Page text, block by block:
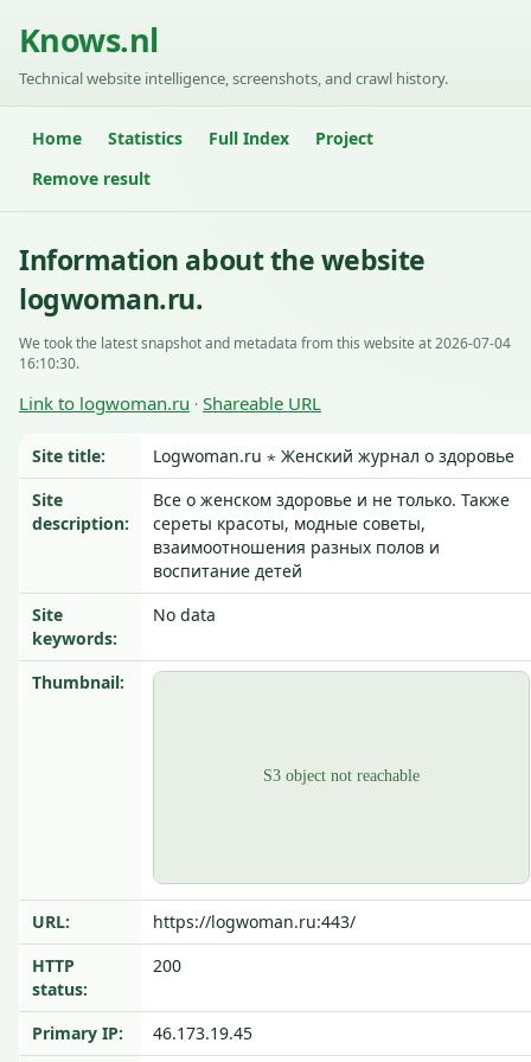
Knows.nl
Technical website intelligence, screenshots, and crawl history.
Home Statistics Full Index
Project
Remove result
Information about the website
logwoman.ru.
We took the latest snapshot and metadata from this website at 2026-07-04
16:10:30.
Link to logwoman.ru · Shareable URL
Site title:
Logwoman.ru ⋆ Женский журнал о здоровье
Site
description:
Все о женском здоровье и не только. Также
сереты красоты, модные советы,
взаимоотношения разных полов и
воспитание детей
Site
keywords:
No data
Thumbnail:
URL:
https://logwoman.ru:443/
HTTP
status:
200
Primary IP: 46.173.19.45